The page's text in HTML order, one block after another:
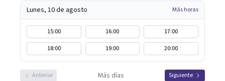
Lunes, 10 de agosto Más horas
15:00 16:00
17:00
18:00
19:00 20:00
Anterior Más días Siguiente